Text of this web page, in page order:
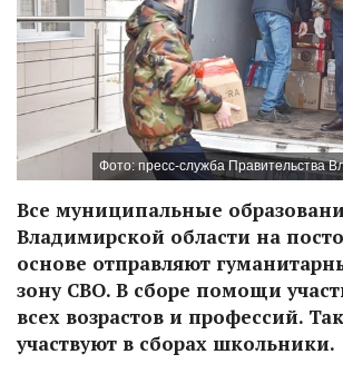
Фото: пресс-служба Правительства
Все муниципальные
Владимирской области на
основе отправляют
зону СВО. В сборе помощи
всех возрастов и профессий.
участвуют в сборах школьники.